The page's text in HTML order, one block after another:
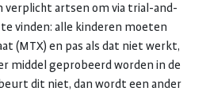
verplicht artsen om via trial-and-
vinden: alle kinderen moeten
(MTX) en pas als dat niet werkt,
middel geprobeerd worden in de
dit niet, dan wordt een ander